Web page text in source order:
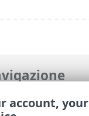
>ESET
account,